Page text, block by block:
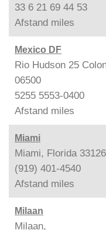
33 6 21 69 44 53
Afstand miles
Mexico DF
Rio Hudson 25
06500
5255 5553-0400
Afstand miles
Miami
Miami, Florida 33126
(919) 401-4540
Afstand miles
Milaan
Milaan,